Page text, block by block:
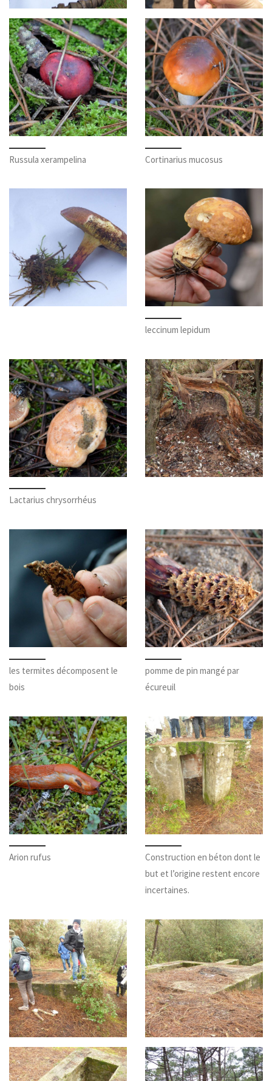
Russula xerampelina Cortinarius mucosus
leccinum lepidum
Lactarius chrysorrhéus
les termites décomposent le
bois
pomme de pin mangé par
écureuil
Arion rufus
Construction en béton dont le
but et l’origine restent encore
incertaines.